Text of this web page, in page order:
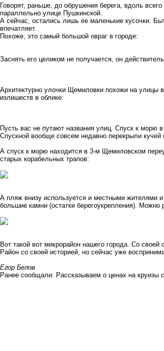
Говорят, раньше, до обрушения берега, вдоль
параллельно улице Пушкинской.
А сейчас, остались лишь ее маленькие кусочки.
впечатляет.
Похоже, это самый большой овраг в городе:
Заснять его целиком не получается, он
Архитектурно улочки Щемиловки похожи на улицы
излишеств в облике:
Пусть вас не путают названия улиц. Спуск к морю
Спускной вообще совсем недавно перекрыли кучей
А спуск к морю находится в 3-м Щемиловском
старых корабельных трапов:
А пляж внизу используется и местными жителями
большие камни (остатки берегоукрепления).
Вот такой вот микрорайон нашего города. Со
Район со своей историей, но сейчас уже
Егор Белов
Ранее сообщали: Рассказываем о ценах на круизы